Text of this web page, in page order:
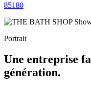
85180
Portrait
Une entreprise
génération.